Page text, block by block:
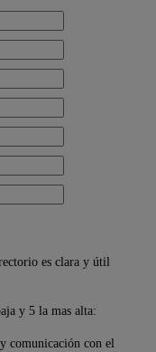
es clara y útil
y 5 la mas alta:
comunicación con el